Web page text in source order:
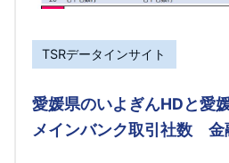
TSRデータインサイト
愛媛県のいよぎんHDと愛
メインバンク取引社数 金